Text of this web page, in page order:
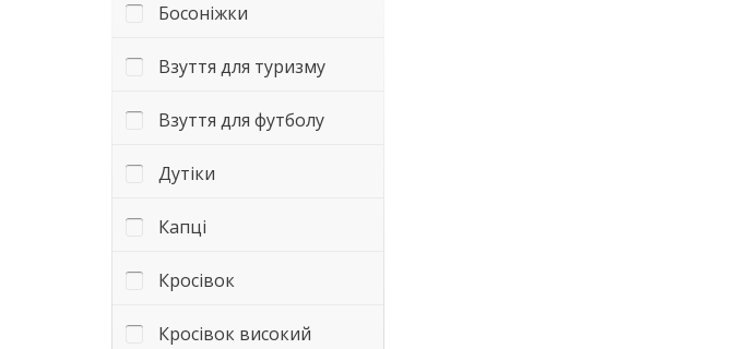
Босоніжки
Взуття для туризму
Взуття для футболу
Дутіки
Капці
Кросівок
Кросівок високий